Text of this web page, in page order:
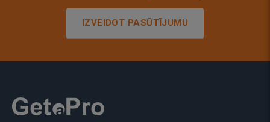
IZVEIDOT PASŪTĪJUMU